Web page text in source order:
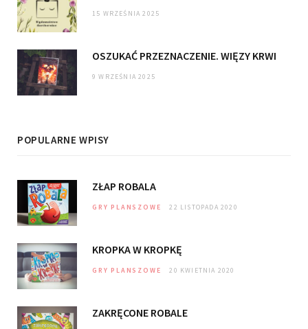
15 WRZEŚNIA 2025
OSZUKAĆ PRZEZNACZENIE. WIĘZY KRWI
9 WRZEŚNIA 2025
POPULARNE WPISY
ZŁAP ROBALA
GRY PLANSZOWE 22 LISTOPADA 2020
KROPKA W KROPKĘ
GRY PLANSZOWE 20 KWIETNIA 2020
ZAKRĘCONE ROBALE